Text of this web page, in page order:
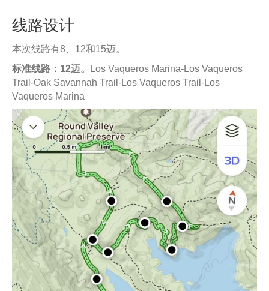
线路设计
本次线路有8、12和15迈。
标准线路：12迈。
Los Vaqueros Marina-Los Vaqueros
Trail-Oak Savannah Trail-Los Vaqueros Trail-Los
Vaqueros Marina